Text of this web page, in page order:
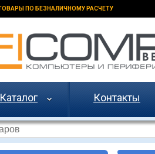
ПО БЕЗНАЛИЧНОМУ РАСЧЕТУ
Каталог Контакты